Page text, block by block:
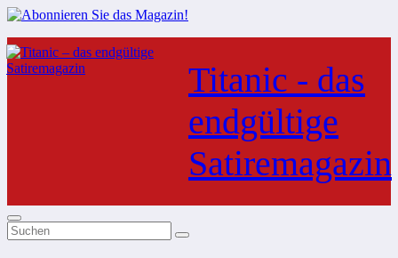
Zum
Inhalt
springen
Titanic - das
endgültige
Satiremagazin